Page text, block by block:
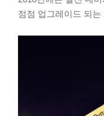
점점 업그레이드 되